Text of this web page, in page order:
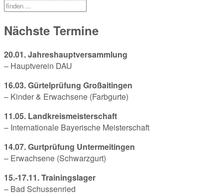
Nächste Termine
20.01. Jahreshauptversammlung
– Hauptverein DAU
16.03. Gürtelprüfung Großaitingen
– Kinder & Erwachsene (Farbgurte)
11.05. Landkreismeisterschaft
– Internationale Bayerische Meisterschaft
14.07. Gurtprüfung Untermeitingen
– Erwachsene (Schwarzgurt)
15.-17.11. Trainingslager
– Bad Schussenried